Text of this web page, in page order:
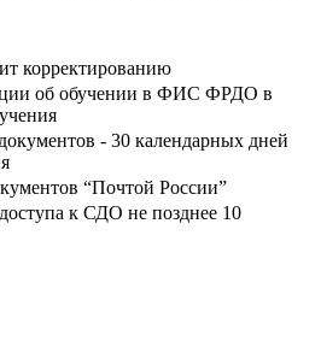
корректированию
об обучении в ФИС ФРДО в
- 30 календарных дней
“Почтой России”
к СДО не позднее 10